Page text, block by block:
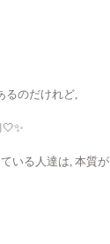
るのだけれど,
いる人達は, 本質が